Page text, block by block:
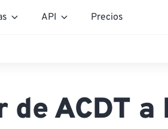
API Precios
ACDT a